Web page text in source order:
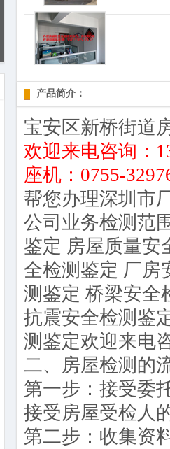
产品简介：
宝安区新桥街道
欢迎来电咨询：
座机：0755-
帮您办理深圳市
公‌‌司业务检测范
鉴定 房屋质量安
全检测鉴定 厂房
测鉴定 桥梁安全
抗震安全检测鉴
测鉴定欢迎来电
二、房屋检测的
第一步：接受委
接受房屋受检人
第二步：收集资